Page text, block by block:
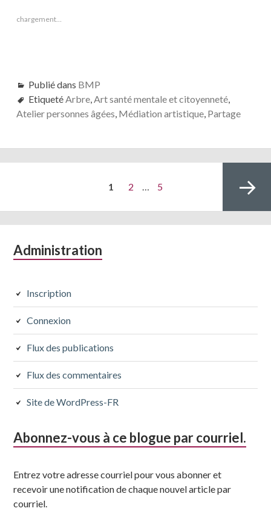
chargement…
Publié dans BMP
EtiquetéArbre,Art santé mentale et citoyenneté,
Atelier personnes âgées, Médiation artistique, Partage
articles
PAGE
1 Page
2 Page
5
Colonne
subsidiaire
Administration
Inscription
Connexion
Flux des publications
Flux des commentaires
Site de WordPress-FR
Abonnez-vous à ce blogue par courriel.
Entrez votre adresse courriel pour vous abonner et
recevoir une notification de chaque nouvel article par
courriel.